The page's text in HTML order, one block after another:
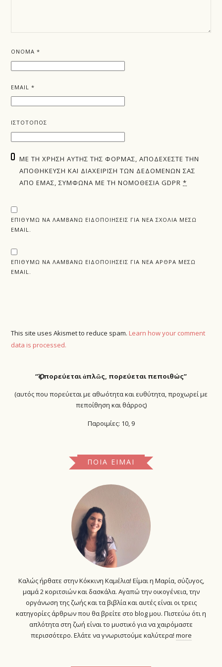
ΌΝΟΜΑ*
EMAIL*
ΙΣΤΌΤΟΠΟΣ
ΜΕ ΤΗ ΧΡΉΣΗ ΑΥΤΉΣ ΤΗΣ ΦΌΡΜΑΣ, ΑΠΟΔΈΧΕΣΤΕ ΤΗΝ
ΑΠΟΘΉΚΕΥΣΗ ΚΑΙ ΔΙΑΧΕΊΡΙΣΗ ΤΩΝ ΔΕΔΟΜΈΝΩΝ ΣΑΣ
ΑΠΌ ΕΜΆΣ, ΣΎΜΦΩΝΑ ΜΕ ΤΗ ΝΟΜΟΘΕΣΊΑ GDPR*
ΕΠΙΘΥΜΏ ΝΑ ΛΑΜΒΆΝΩ ΕΙΔΟΠΟΙΉΣΕΙΣ ΓΙΑ ΝΈΑ ΣΧΌΛΙΑ ΜΈΣΩ
EMAIL.
ΕΠΙΘΥΜΏ ΝΑ ΛΑΜΒΆΝΩ ΕΙΔΟΠΟΙΉΣΕΙΣ ΓΙΑ ΝΈΑ ΆΡΘΡΑ ΜΈΣΩ
EMAIL.
This site uses Akismet to reduce spam. Learn how your comment
data is processed.
“Ὅς πορεύεται ἁπλῶς, πορεύεται πεποιθώς”
(αυτός που πορεύεται με αθωότητα και ευθύτητα, προχωρεί με
πεποίθηση και θάρρος)
Παροιμίες: 10, 9
ΠΟΙΑ ΕΊΜΑΙ
Καλώς ήρθατε στην Κόκκινη Καμέλια! Είμαι η Μαρία, σύζυγος,
μαμά 2 κοριτσιών και δασκάλα. Αγαπώ την οικογένεια, την
οργάνωση της ζωής και τα βιβλία και αυτές είναι οι τρεις
κατηγορίες άρθρων που θα βρείτε στο blog μου. Πιστεύω ότι η
απλότητα στη ζωή είναι το μυστικό για να χαιρόμαστε
περισσότερο. Ελάτε να γνωριστούμε καλύτερα! more